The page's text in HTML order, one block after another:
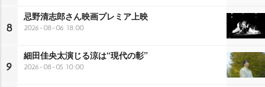
8
忌野清志郎さん映画プレミア上映
2026-08-06 18:00
9
細田佳央太演じる涼は“現代の彰”
2026-08-05 10:00